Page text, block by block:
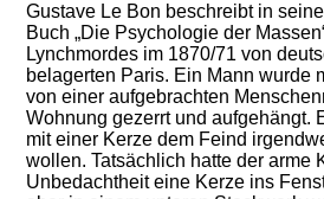
Gustave Le Bon beschreibt in
Buch „Die Psychologie der
Lynchmordes im 1870/71 von
belagerten Paris. Ein Mann wurde
von einer aufgebrachten
Wohnung gezerrt und aufgehängt.
mit einer Kerze dem Feind
wollen. Tatsächlich hatte der arme
Unbedachtheit eine Kerze ins